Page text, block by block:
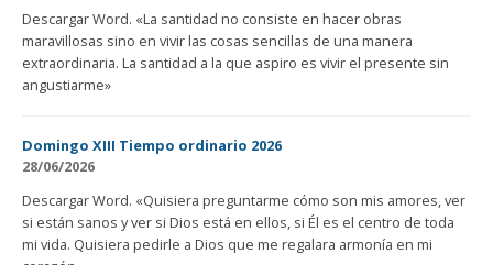
Descargar Word. «La santidad no consiste en hacer obras
maravillosas sino en vivir las cosas sencillas de una manera
extraordinaria. La santidad a la que aspiro es vivir el presente sin
angustiarme»
Domingo XIII Tiempo ordinario 2026
28/06/2026
Descargar Word. «Quisiera preguntarme cómo son mis amores, ver
si están sanos y ver si Dios está en ellos, si Él es el centro de toda
mi vida. Quisiera pedirle a Dios que me regalara armonía en mi